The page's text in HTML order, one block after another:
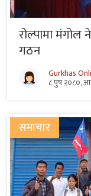
रोल्पामा
गठन
Gurkhas
८ पुष २०८०,
समाचार